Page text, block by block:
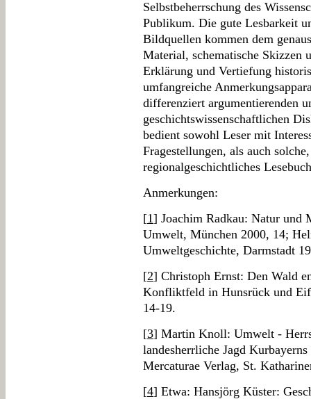
Selbstbeherrschung des
Publikum. Die gute Lesbarkeit
Bildquellen kommen dem
Material, schematische Skizzen
Erklärung und Vertiefung
umfangreiche
differenziert argumentierenden
geschichtswissenschaftlichen
bedient sowohl Leser mit
Fragestellungen, als auch
regionalgeschichtliches
Anmerkungen:
[1] Joachim Radkau: Natur und
Umwelt, München 2000, 14;
Umweltgeschichte, Darmstadt
[2] Christoph Ernst: Den Wald
Konfliktfeld in Hunsrück und
14-19.
[3] Martin Knoll: Umwelt -
landesherrliche Jagd
Mercaturae Verlag, St.
[4] Etwa: Hansjörg Küster: